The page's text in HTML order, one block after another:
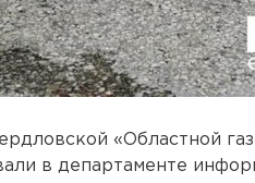
«Областной
в департаменте